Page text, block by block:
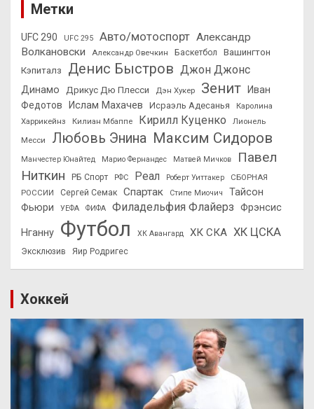
Метки
UFC 290 UFC 295 Авто/мотоспорт Александр
Волкановски
Александр Овечкин Баскетбол
Вашингтон
Кэпиталз
Денис Быстров Джон Джонс
Динамо Дрикус Дю Плесси Дэн Хукер Зенит
Иван
Федотов
Ислам Махачев Исраэль Адесанья
Каролина
Харрикейнз
Килиан Мбаппе Кирилл Куценко
Лионель
Месси
Любовь Энина Максим Сидоров
Манчестер Юнайтед Марио Фернандес Матвей Мичков
Павел
Ниткин
РБ Спорт РФС Реал Роберт Уиттакер
СБОРНАЯ
РОССИИ
Сергей Семак Спартак Стипе Миочич
Тайсон
Фьюри
УЕФА ФИФА Филадельфия Флайерз Фрэнсис
Нганну Футбол ХК Авангард ХК СКА ХК ЦСКА
Эксклюзив Яир Родригес
Хоккей